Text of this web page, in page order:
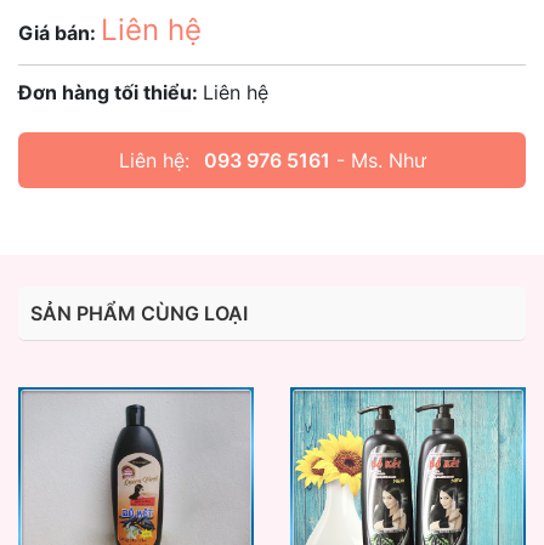
Giá bán: Liên hệ
Đơn hàng tối thiểu: Liên hệ
Liên hệ: 093 976 5161 - Ms. Như
SẢN PHẨM CÙNG LOẠI